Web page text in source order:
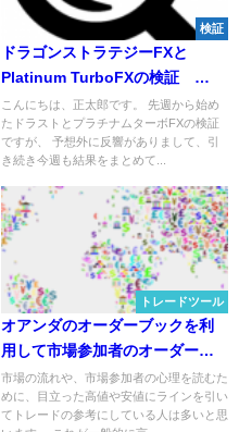
検証
ドラゴンストラテジーFXと
Platinum TurboFXの検証
(2015年8月31日～9月4日）
こんにちは、正太郎です。 先週から始め
たドラストとプラチナムターボFXの検証
ですが、 予想外に反響がありまして、引
き続き今週も結果をまとめて...
トレードツール
オアンダのオーダーブックを利
用して市場参加者のオーダー状
況を表示してやろう！
市場の流れや、市場参加者の心理を読むた
めに、目立った高値や安値にラインを引い
てトレードの参考にしている人は多いと思